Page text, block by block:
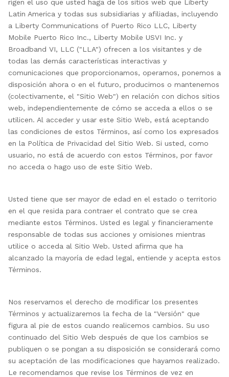
rigen el uso que usted haga de los sitios web que Liberty
Latin America y todas sus subsidiarias y afiliadas, incluyendo
a Liberty Communications of Puerto Rico LLC, Liberty
Mobile Puerto Rico Inc., Liberty Mobile USVI Inc. y
Broadband VI, LLC ("LLA") ofrecen a los visitantes y de
todas las demás características interactivas y
comunicaciones que proporcionamos, operamos, ponemos a
disposición ahora o en el futuro, producimos o mantenemos
(colectivamente, el "Sitio Web") en relación con dichos sitios
web, independientemente de cómo se acceda a ellos o se
utilicen. Al acceder y usar este Sitio Web, está aceptando
las condiciones de estos Términos, así como los expresados
en la Política de Privacidad del Sitio Web. Si usted, como
usuario, no está de acuerdo con estos Términos, por favor
no acceda o hago uso de este Sitio Web.
Usted tiene que ser mayor de edad en el estado o territorio
en el que resida para contraer el contrato que se crea
mediante estos Términos. Usted es legal y financieramente
responsable de todas sus acciones y omisiones mientras
utilice o acceda al Sitio Web. Usted afirma que ha
alcanzado la mayoría de edad legal, entiende y acepta estos
Términos.
Nos reservamos el derecho de modificar los presentes
Términos y actualizaremos la fecha de la "Versión" que
figura al pie de estos cuando realicemos cambios. Su uso
continuado del Sitio Web después de que los cambios se
publiquen o se pongan a su disposición se considerará como
su aceptación de las modificaciones que hayamos realizado.
Le recomendamos que revise los Términos de vez en